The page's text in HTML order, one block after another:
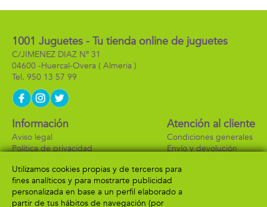
1001 Juguetes - Tu tienda online de juguetes
C/JIMENEZ DIAZ Nº 31
04600 -Huercal-Overa ( Almeria )
950 13 57 99
Información
Aviso legal
Política de privacidad
Atención al cliente
Condiciones generales
Envío y devolución
Formas de pago
Utilizamos cookies propias y de terceros para
fines analíticos y para mostrarte publicidad
personalizada en base a un perfil elaborado a
partir de tus hábitos de navegación (por